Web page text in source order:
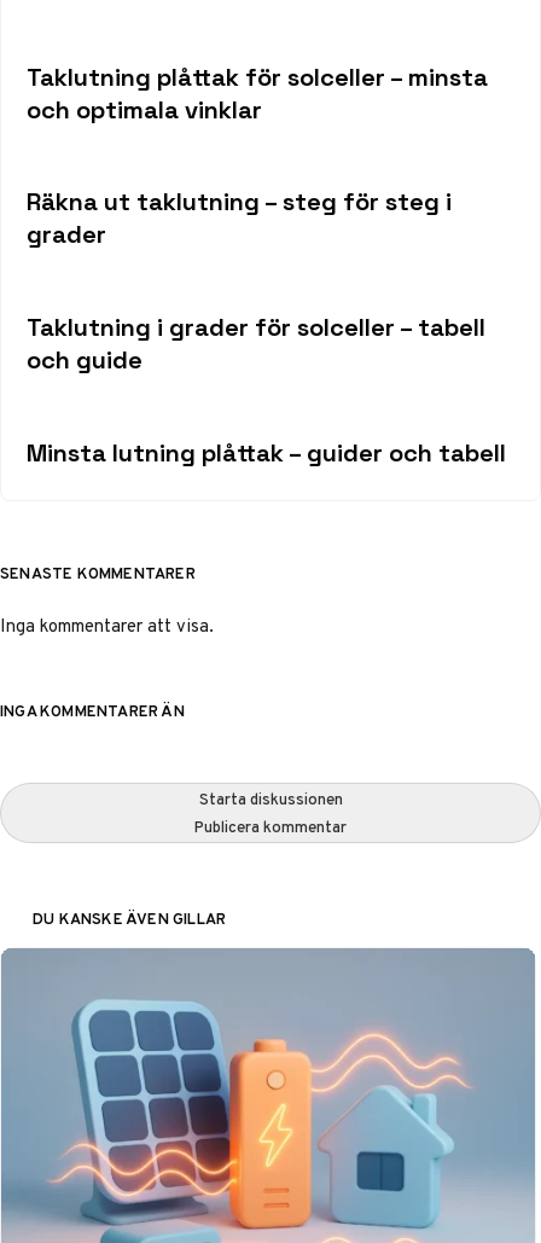
Taklutning plåttak för solceller – minsta
och optimala vinklar
Räkna ut taklutning – steg för steg i
grader
Taklutning i grader för solceller – tabell
och guide
Minsta lutning plåttak – guider och tabell
SENASTE KOMMENTARER
Inga kommentarer att visa.
INGA KOMMENTARER ÄN
Starta diskussionen
Publicera kommentar
DU KANSKE ÄVEN GILLAR